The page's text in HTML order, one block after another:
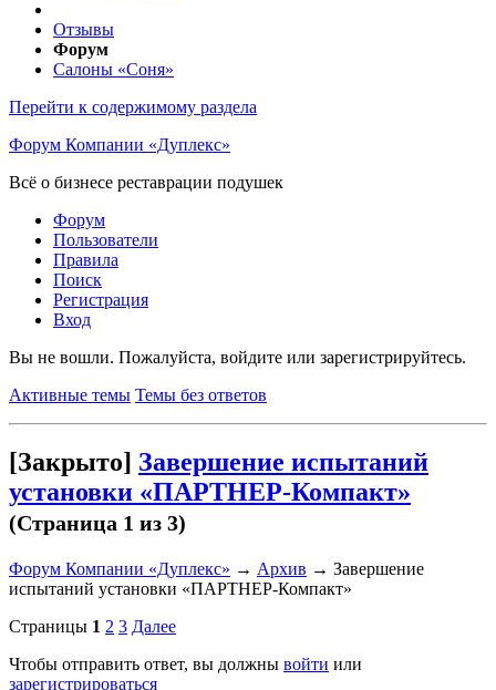
Отзывы
Форум
Салоны «Соня»
Перейти к содержимому раздела
Форум Компании «Дуплекс»
Всё о бизнесе реставрации подушек
Форум
Пользователи
Правила
Поиск
Регистрация
Вход
Вы не вошли. Пожалуйста, войдите или зарегистрируйтесь.
Активные темы Темы без ответов
[Закрыто] Завершение испытаний
установки «ПАРТНЕР-Компакт»
(Страница 1 из 3)
Форум Компании «Дуплекс» → Архив → Завершение
испытаний установки «ПАРТНЕР-Компакт»
Страницы 1 2 3 Далее
Чтобы отправить ответ, вы должны войти или
зарегистрироваться